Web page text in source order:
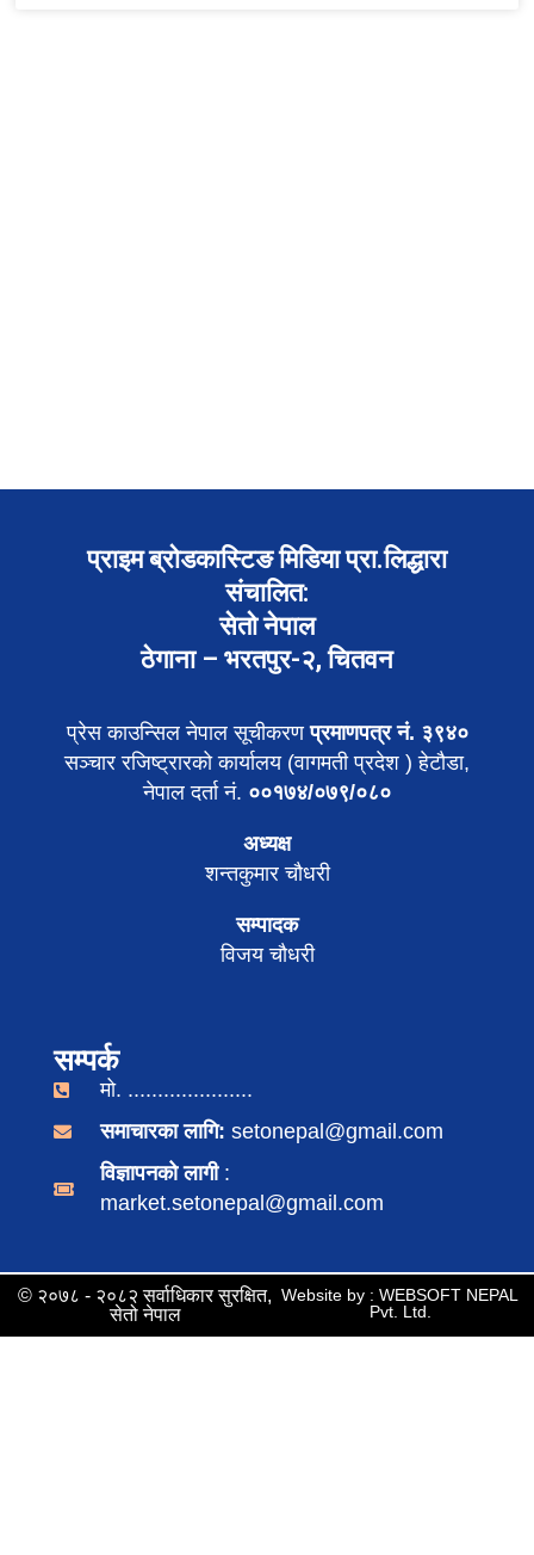
प्राइम ब्रोडकास्टिङ मिडिया प्रा.लिद्धारा
संचालित:
सेतो नेपाल
ठेगाना – भरतपुर-२, चितवन
प्रेस काउन्सिल नेपाल सूचीकरणप्रमाणपत्र नं. ३९४०
सञ्चार रजिष्ट्रारको कार्यालय (वागमती प्रदेश ) हेटौडा,
नेपाल दर्ता नं. ००१७४/०७९/०८०
अध्यक्ष
शन्तकुमार चौधरी
सम्पादक
विजय चौधरी
सम्पर्क
मो. .....................
समाचारका लागि: setonepal@gmail.com
विज्ञापनको लागी :
market.setonepal@gmail.com
© २०७८ - २०८२ सर्वाधिकार सुरक्षित,
सेतो नेपाल
Website by : WEBSOFT NEPAL
Pvt. Ltd.